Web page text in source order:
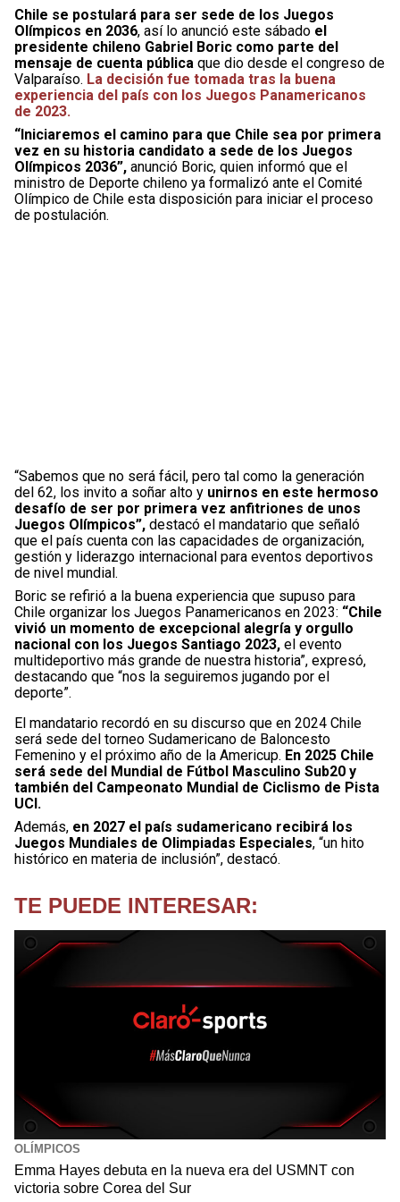
Chile se postulará para ser sede de los Juegos
Olímpicos en 2036, así lo anunció este sábado el
presidente chileno Gabriel Boric como parte del
mensaje de cuenta pública que dio desde el congreso de
Valparaíso. La decisión fue tomada tras la buena
experiencia del país con los Juegos Panamericanos
de 2023.
“Iniciaremos el camino para que Chile sea por primera
vez en su historia candidato a sede de los Juegos
Olímpicos 2036”, anunció Boric, quien informó que el
ministro de Deporte chileno ya formalizó ante el Comité
Olímpico de Chile esta disposición para iniciar el proceso
de postulación.
“Sabemos que no será fácil, pero tal como la generación
del 62, los invito a soñar alto y unirnos en este hermoso
desafío de ser por primera vez anfitriones de unos
Juegos Olímpicos”, destacó el mandatario que señaló
que el país cuenta con las capacidades de organización,
gestión y liderazgo internacional para eventos deportivos
de nivel mundial.
Boric se refirió a la buena experiencia que supuso para
Chile organizar los Juegos Panamericanos en 2023: “Chile
vivió un momento de excepcional alegría y orgullo
nacional con los Juegos Santiago 2023, el evento
multideportivo más grande de nuestra historia”, expresó,
destacando que “nos la seguiremos jugando por el
deporte”.
El mandatario recordó en su discurso que en 2024 Chile
será sede del torneo Sudamericano de Baloncesto
Femenino y el próximo año de la Americup. En 2025 Chile
será sede del Mundial de Fútbol Masculino Sub20 y
también del Campeonato Mundial de Ciclismo de Pista
UCI.
Además, en 2027 el país sudamericano recibirá los
Juegos Mundiales de Olimpiadas Especiales, “un hito
histórico en materia de inclusión”, destacó.
TE PUEDE INTERESAR:
OLÍMPICOS
Emma Hayes debuta en la nueva era del USMNT con
victoria sobre Corea del Sur